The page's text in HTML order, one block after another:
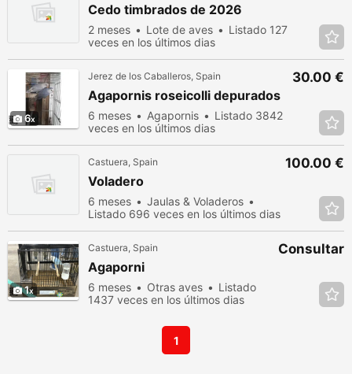
Cedo timbrados de 2026
2 meses Lote de aves
Listado 127
veces en los últimos dias
6
Jerez de los Caballeros, Spain
Agapornis roseicolli depurados
6 meses Agapornis
Listado 3842
veces en los últimos dias
30.00 €
Castuera, Spain
Voladero
6 meses
Jaulas & Voladeros
Listado 696 veces en los últimos dias
100.00 €
1
Castuera, Spain
Agaporni
6 meses Otras aves
Listado
1437 veces en los últimos dias
Consultar
1